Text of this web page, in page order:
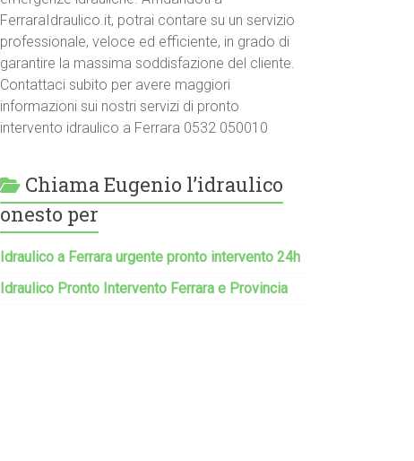
FerraraIdraulico.it, potrai contare su un servizio
professionale, veloce ed efficiente, in grado di
garantire la massima soddisfazione del cliente.
Contattaci subito per avere maggiori
informazioni sui nostri servizi di pronto
intervento idraulico a Ferrara 0532 050010
Chiama Eugenio l’idraulico
onesto per
Idraulico a Ferrara urgente pronto intervento 24h
Idraulico Pronto Intervento Ferrara e Provincia